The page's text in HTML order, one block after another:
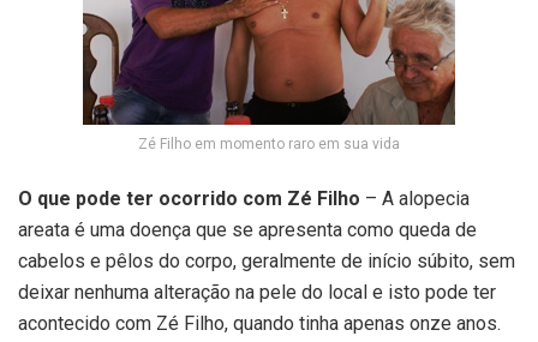
Zé Filho em momento raro em sua vida
O que pode ter ocorrido com Zé Filho – A alopecia
areata é uma doença que se apresenta como queda de
cabelos e pêlos do corpo, geralmente de início súbito, sem
deixar nenhuma alteração na pele do local e isto pode ter
acontecido com Zé Filho, quando tinha apenas onze anos.